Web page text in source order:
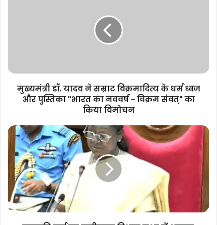
ध्वज
पुस्तिका
-
विक्रम
संवत्"
किया
विमोचन
मुख्यमंत्री डॉ. यादव ने सम्राट विक्रमादित्य के धर्म ध्वज
और पुस्तिका "भारत का नववर्ष - विक्रम संवत्" का
किया विमोचन
राष्ट्रपति
मुर्मु
छत्तीसगढ़
विधान
सभा
आह्वान:
नारी